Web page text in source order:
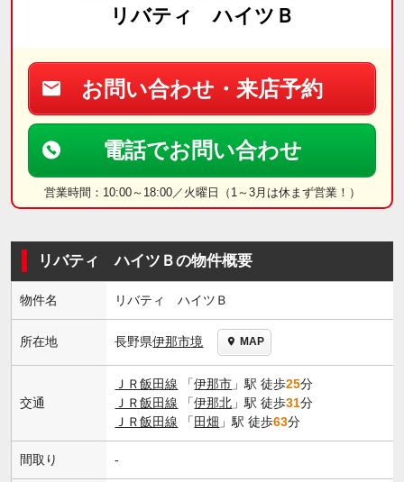
リバティ ハイツＢ
お問い合わせ・来店予約
電話でお問い合わせ
営業時間：10:00～18:00／火曜日（1～3月は休まず営業！）
リバティ ハイツＢの物件概要
物件名 リバティ ハイツＢ
所在地 長野県伊那市境 MAP
交通
ＪＲ飯田線 「伊那市 」駅 徒歩25分
ＪＲ飯田線 「伊那北 」駅 徒歩31分
ＪＲ飯田線 「 田畑 」駅 徒歩63分
間取り -